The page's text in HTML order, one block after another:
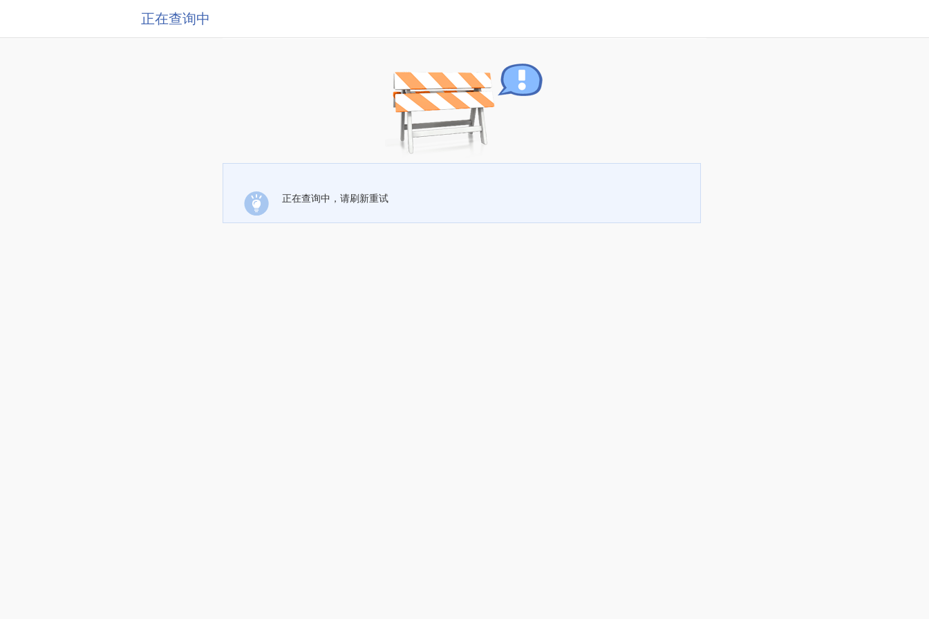
正在查询中
正在查询中，请刷新重试